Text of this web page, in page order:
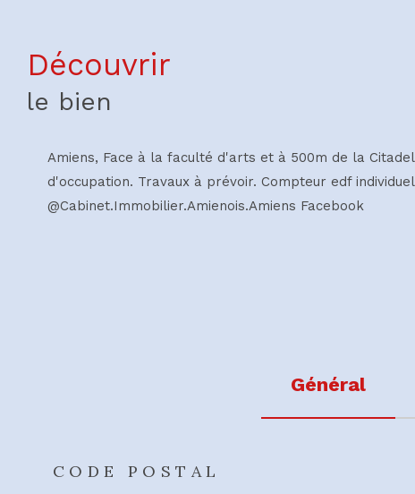
découvrir
le bien
Amiens, Face à la faculté d'arts et à 500m de la
d'occupation. Travaux à prévoir. Compteur edf
@Cabinet.Immobilier.Amienois.Amiens Facebook
Général
TRAD_ZEPHYR_Caracteristique
CODE POSTAL